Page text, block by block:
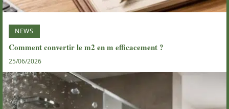
NEWS
Comment convertir le m2 en m efficacement ?
25/06/2026